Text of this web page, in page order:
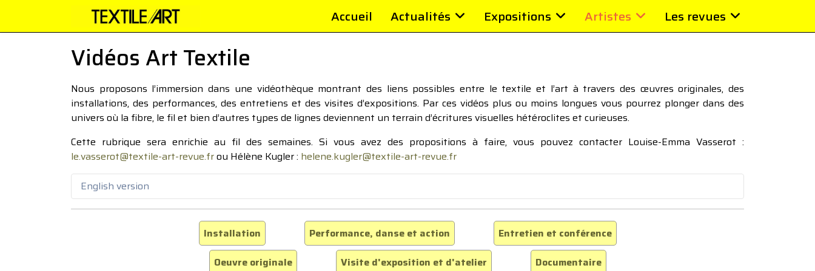
Accueil Actualités Expositions Artistes Les revues
Vidéos Art Textile
Nous proposons l’immersion dans une vidéothèque montrant des liens possibles entre le textile et l’art à travers des œuvres originales, des
installations, des performances, des entretiens et des visites d’expositions. Par ces vidéos plus ou moins longues vous pourrez plonger dans des
univers où la fibre, le fil et bien d’autres types de lignes deviennent un terrain d’écritures visuelles hétéroclites et curieuses.
Cette rubrique sera enrichie au fil des semaines. Si vous avez des propositions à faire, vous pouvez contacter Louise-Emma Vasserot :
le.vasserot@textile-art-revue.frou Hélène Kugler : helene.kugler@textile-art-revue.fr
English version
Installation Performance, danse et action
Entretien et conférence
Oeuvre originale
Visite d'exposition et d'atelier Documentaire